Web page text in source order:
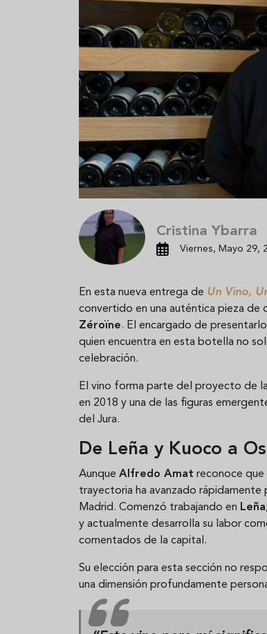
Cristina Ybarra
Viernes, Mayo 29,
En esta nueva entrega de Un Vino,
convertido en una auténtica pieza de
Zéroïne. El encargado de
quien encuentra en esta botella no
celebración.
El vino forma parte del proyecto de
en 2018 y una de las figuras
del Jura.
De Leña y Kuoco a
Aunque Alfredo Amat reconoce
trayectoria ha avanzado
Madrid. Comenzó trabajando en Leña
y actualmente desarrolla su labor
comentados de la capital.
Su elección para esta sección no
una dimensión profundamente